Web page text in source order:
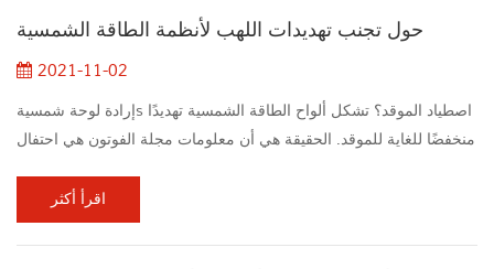
ا...
حول تجنب تهديدات اللهب لأنظمة الطاقة الشمسية
2021-11-02
إرادة لوحة شمسيةs اصطياد الموقد؟ تشكل ألواح الطاقة الشمسية تهديدًا
منخفضًا للغاية للموقد. الحقيقة هي أن معلومات مجلة الفوتون هي احتفال
الطاقة الشمسية الموضوعة بشكل صحيح لن تعلق على الأرجح بالموقد.
عند تصنيع ألواح الطاقة الشمسية ، فهي مصممة خصيصًا لمقاومة الظروف
اقرأ أكثر